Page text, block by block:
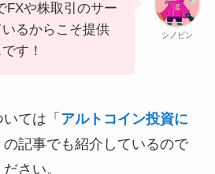
シノビン
FXや株取引のサー
るからこそ提供
す！
ては「 アルトコイン投資に
の記事でも紹介しているので
さい。